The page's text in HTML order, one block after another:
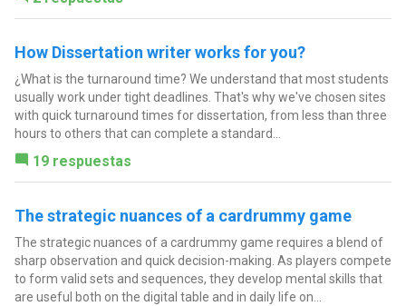
How Dissertation writer works for you?
¿What is the turnaround time? We understand that most students
usually work under tight deadlines. That's why we've chosen sites
with quick turnaround times for dissertation, from less than three
hours to others that can complete a standard...
19 respuestas
The strategic nuances of a cardrummy game
The strategic nuances of a cardrummy game requires a blend of
sharp observation and quick decision-making. As players compete
to form valid sets and sequences, they develop mental skills that
are useful both on the digital table and in daily life on...